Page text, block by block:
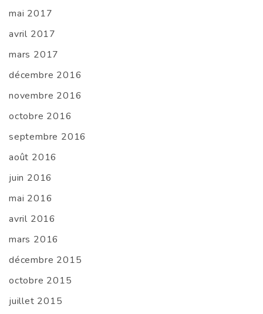
mai 2017
avril 2017
mars 2017
décembre 2016
novembre 2016
octobre 2016
septembre 2016
août 2016
juin 2016
mai 2016
avril 2016
mars 2016
décembre 2015
octobre 2015
juillet 2015